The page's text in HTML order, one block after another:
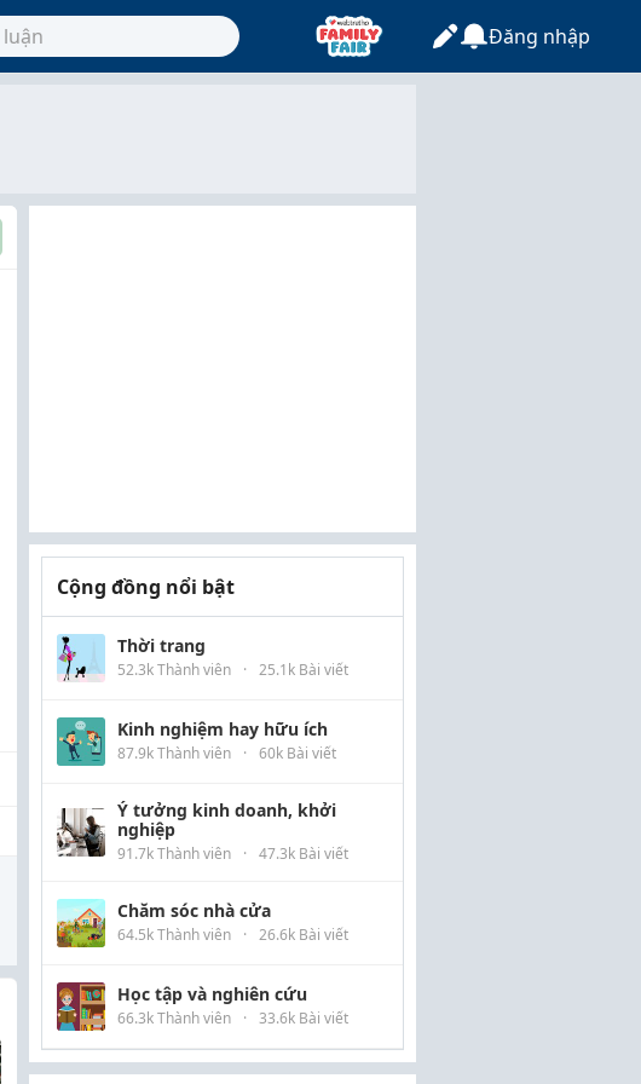
Đăng nhập
Cộng đồng nổi bật
Thời trang
52.3k Thành viên · 25.1k Bài viết
Kinh nghiệm hay hữu ích
87.9k Thành viên · 60k Bài viết
Ý tưởng kinh doanh, khởi
nghiệp
91.7k Thành viên · 47.3k Bài viết
Chăm sóc nhà cửa
64.5k Thành viên · 26.6k Bài viết
Học tập và nghiên cứu
66.3k Thành viên · 33.6k Bài viết